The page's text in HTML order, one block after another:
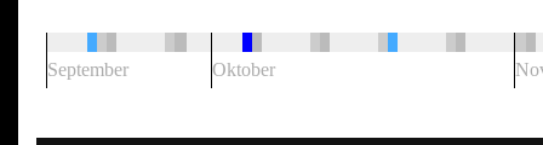
September Oktober